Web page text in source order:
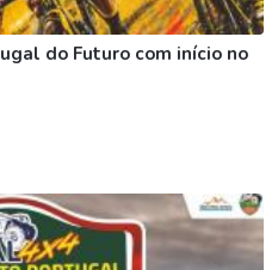
do Futuro com início no